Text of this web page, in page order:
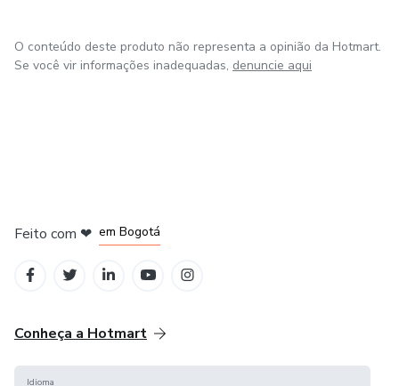
O conteúdo deste produto não representa a opinião da Hotmart.
Se você vir informações inadequadas, denuncie aqui
Feito com ❤ em Bogotá
Conheça a Hotmart
Idioma